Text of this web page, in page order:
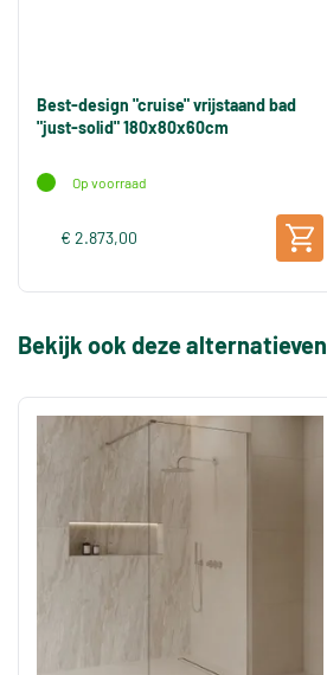
Best-design "cruise" vrijstaand bad
"just-solid" 180x80x60cm
Op voorraad
€ 2.873,00
Bekijk ook deze alternatieven